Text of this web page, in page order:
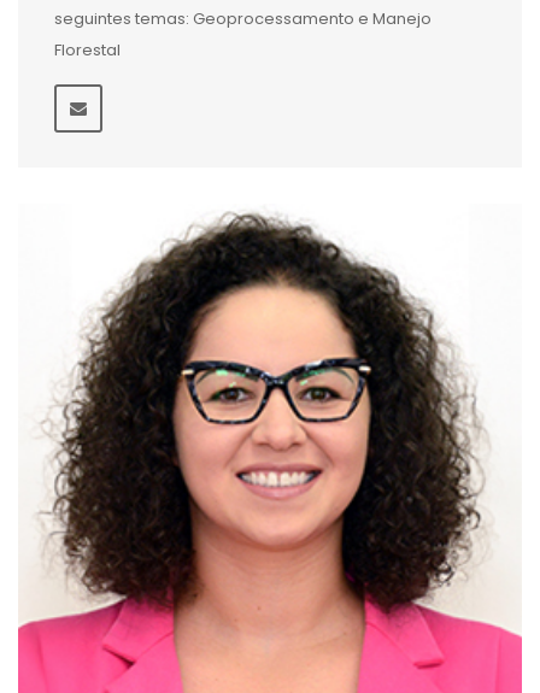
seguintes temas: Geoprocessamento e Manejo
Florestal